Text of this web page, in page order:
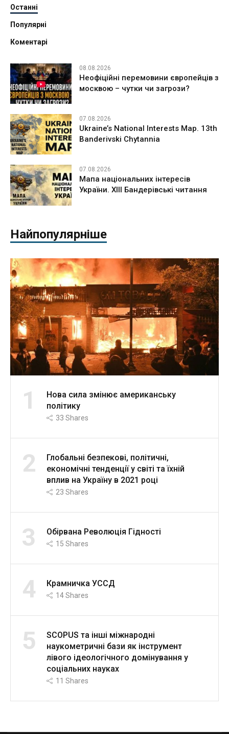
Останні
Популярні
Коментарі
08.08.2026
Неофіційні перемовини європейців з
москвою – чутки чи загрози?
07.08.2026
Ukraine’s National Interests Map. 13th
Banderivski Chytannia
07.08.2026
Мапа національних інтересів
України. ХІІІ Бандерівські читання
Найпопулярніше
1
Нова сила змінює американську
політику
33 Shares
2
Глобальні безпекові, політичні,
економічні тенденції у світі та їхній
вплив на Україну в 2021 році
23 Shares
3 Обірвана Революція Гідності
15 Shares
4 Крамничка УССД
14Shares
5
SCOPUS та інші міжнародні
наукометричні бази як інструмент
лівого ідеологічного домінування у
соціальних науках
11 Shares